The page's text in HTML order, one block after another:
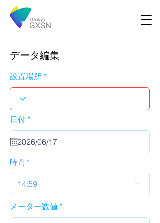
データ編集
設置場所
日付 *r
u
i
d
時間
14:59
メーター数値